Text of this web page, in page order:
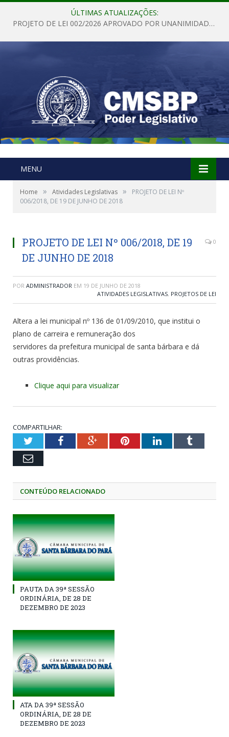
ÚLTIMAS ATUALIZAÇÕES:
PROJETO DE LEI 002/2026 APROVADO POR UNANIMIDADE EM SESSÃO ORDINÁRIA NESTA QUINTA – FEIRA 28 DE MAIO DE 2026
MENU
Home » Atividades Legislativas »
PROJETO DE LEI Nº
006/2018, DE 19 DE JUNHO DE 2018
PROJETO DE LEI Nº 006/2018, DE 19
DE JUNHO DE 2018
0
POR ADMINISTRADOR EM 19 DE JUNHO DE 2018
ATIVIDADES LEGISLATIVAS, PROJETOS DE LEI
Altera a lei municipal nº 136 de 01/09/2010, que institui o
plano de carreira e remuneração dos
servidores da prefeitura municipal de santa bárbara e dá
outras providências.
Clique aqui para visualizar
COMPARTILHAR:
TwitterFacebookGoogle+PinterestLinkedInTumblr
Email
CONTEÚDO RELACIONADO
PAUTA DA 39ª SESSÃO
ORDINÁRIA, DE 28 DE
DEZEMBRO DE 2023
ATA DA 39ª SESSÃO
ORDINÁRIA, DE 28 DE
DEZEMBRO DE 2023